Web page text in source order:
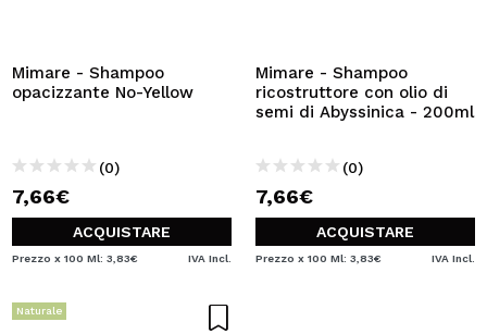
Mimare - Shampoo
opacizzante No-Yellow
(0)
7,66€
ACQUISTARE
Prezzo x 100 Ml: 3,83€ IVA Incl.
Mimare - Shampoo
ricostruttore con olio di
semi di Abyssinica - 200ml
(0)
7,66€
ACQUISTARE
Prezzo x 100 Ml: 3,83€ IVA Incl.
Naturale